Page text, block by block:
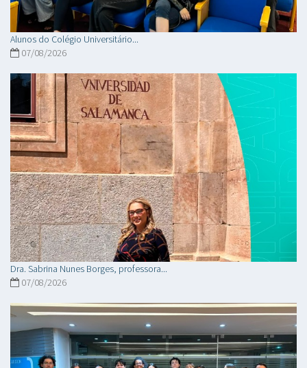
Alunos do Colégio Universitário...
07/08/2026
Dra. Sabrina Nunes Borges, professora...
07/08/2026